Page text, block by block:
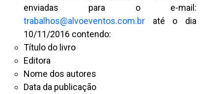
enviadas para o e-mail:
trabalhos@alvoeventos.com.braté o dia
10/11/2016 contendo:
Título do livro
Editora
Nome dos autores
Data da publicação